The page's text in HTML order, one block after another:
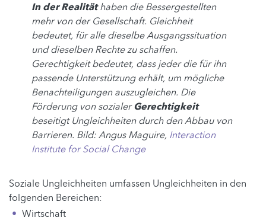
In der Realitäthaben die Bessergestellten
mehr von der Gesellschaft. Gleichheit
bedeutet, für alle dieselbe Ausgangssituation
und dieselben Rechte zu schaffen.
Gerechtigkeit bedeutet, dass jeder die für ihn
passende Unterstützung erhält, um mögliche
Benachteiligungen auszugleichen. Die
Förderung von sozialerGerechtigkeit
beseitigt Ungleichheiten durch den Abbau von
Barrieren. Bild: Angus Maguire, Interaction
Institute for Social Change
Soziale Ungleichheiten umfassen Ungleichheiten in den
folgenden Bereichen:
Wirtschaft